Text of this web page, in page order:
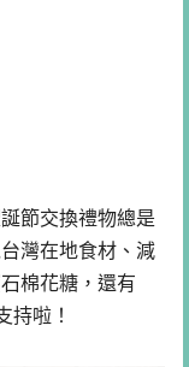
節交換禮物總是
灣在地食材、減
棉花糖，還有
持啦！